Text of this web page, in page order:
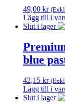
49,00 kr
Lägg till i
Slut i lager
blue
42,15 kr
Lägg till i
Slut i lager